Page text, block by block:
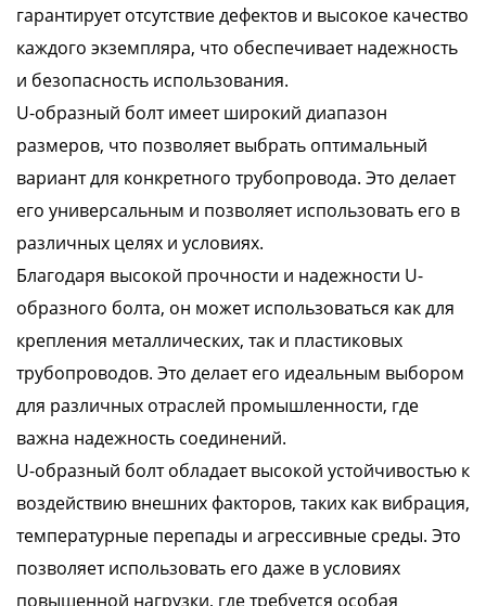
гарантирует отсутствие дефектов и высокое качество
каждого экземпляра, что обеспечивает надежность
и безопасность использования.
U-образный болт имеет широкий диапазон
размеров, что позволяет выбрать оптимальный
вариант для конкретного трубопровода. Это делает
его универсальным и позволяет использовать его в
различных целях и условиях.
Благодаря высокой прочности и надежности U-
образного болта, он может использоваться как для
крепления металлических, так и пластиковых
трубопроводов. Это делает его идеальным выбором
для различных отраслей промышленности, где
важна надежность соединений.
U-образный болт обладает высокой устойчивостью к
воздействию внешних факторов, таких как вибрация,
температурные перепады и агрессивные среды. Это
позволяет использовать его даже в условиях
повышенной нагрузки, где требуется особая